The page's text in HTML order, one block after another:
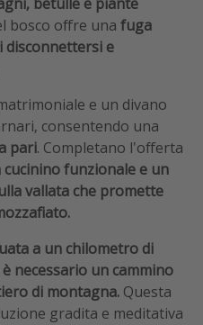
bosco offre una fuga
disconnettersi e
e un divano
consentendo una
pari. Completano l'offerta
funzionale e un
vallata che promette
a un chilometro di
necessario un cammino
di montagna. Questa
gradita e meditativa